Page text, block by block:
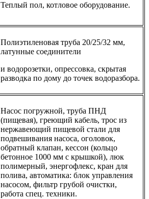
Теплый пол, котловое оборудование.
Полиэтиленовая труба 20/25/32 мм,
латунные соединители
и водорозетки, опрессовка, скрытая
разводка по дому до точек водоразбора.
Насос погружной, труба ПНД
(пищевая), греющий кабель, трос из
нержавеющий пищевой стали для
подвешивания насоса, оголовок,
обратный клапан, кессон (кольцо
бетонное 1000 мм с крышкой), люк
полимерный, энергофлекс, кран для
полива, автоматика: блок управления
насосом, фильтр грубой очистки,
работа спец. техники.